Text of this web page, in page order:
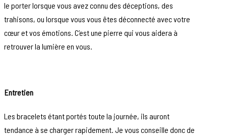
le porter lorsque vous avez connu des déceptions, des
trahisons, ou lorsque vous vous êtes déconnecté avec votre
cœur et vos émotions. C’est une pierre qui vous aidera à
retrouver la lumière en vous.
Entretien
Les bracelets étant portés toute la journée, ils auront
tendance à se charger rapidement. Je vous conseille donc de